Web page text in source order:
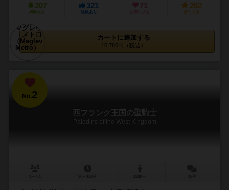
207
興味あり
321
経験あり
71
お気に入り
282
持ってる
カートに追加する
10,780円（税込）
No.2
西フランク王国の聖騎士
Paladins of the West Kingdom